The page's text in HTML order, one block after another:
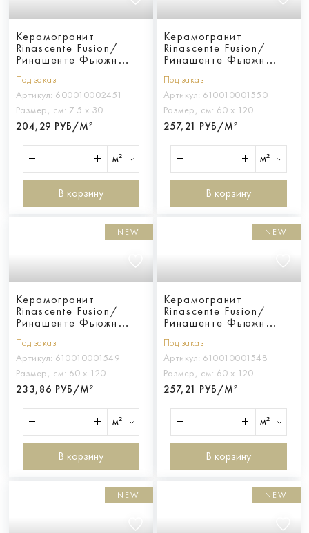
Керамогранит
Rinascente Fusion/
Ринашенте Фьюжн
Под заказ
Артикул: 600010002451
Размер, см: 7.5 х 30
204,29 РУБ/М²
м²
В корзину
Керамогранит
Rinascente Fusion/
Ринашенте Фьюжн
20мм
Под заказ
Артикул: 610010001550
Размер, см: 60 х 120
257,21 РУБ/М²
м²
В корзину
NEW
Керамогранит
Rinascente Fusion/
Ринашенте Фьюжн
20мм
Под заказ
Артикул: 610010001549
Размер, см: 60 х 120
233,86 РУБ/М²
м²
В корзину
NEW
Керамогранит
Rinascente Fusion/
Ринашенте Фьюжн
20мм
Под заказ
Артикул: 610010001548
Размер, см: 60 х 120
257,21 РУБ/М²
м²
В корзину
NEW NEW